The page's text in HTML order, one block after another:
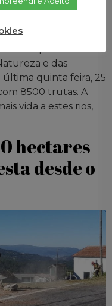
rios baionenses
de Baião e
e das
última quinta feira, 25
8500 trutas. A
vida a estes rios,
hectares
desde o